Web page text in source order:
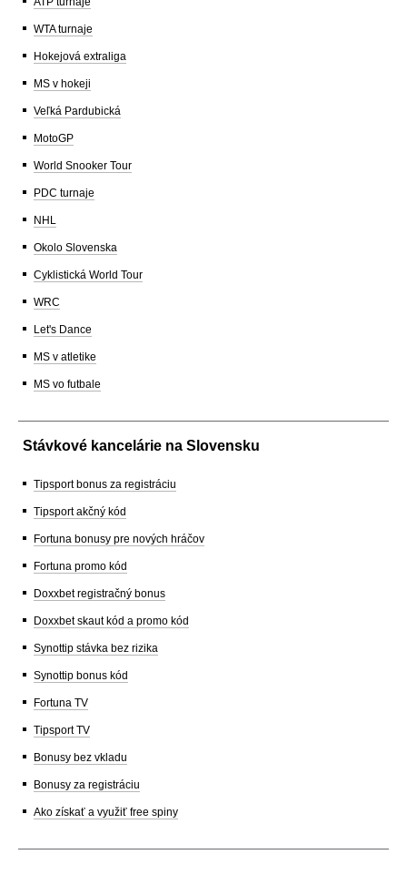
WTA turnaje
Hokejová extraliga
MS v hokeji
Veľká Pardubická
MotoGP
World Snooker Tour
PDC turnaje
NHL
Okolo Slovenska
Cyklistická World Tour
WRC
Let's Dance
MS v atletike
MS vo futbale
Stávkové kancelárie na Slovensku
Tipsport bonus za registráciu
Tipsport akčný kód
Fortuna bonusy pre nových hráčov
Fortuna promo kód
Doxxbet registračný bonus
Doxxbet skaut kód a promo kód
Synottip stávka bez rizika
Synottip bonus kód
Fortuna TV
Tipsport TV
Bonusy bez vkladu
Bonusy za registráciu
Ako získať a využiť free spiny